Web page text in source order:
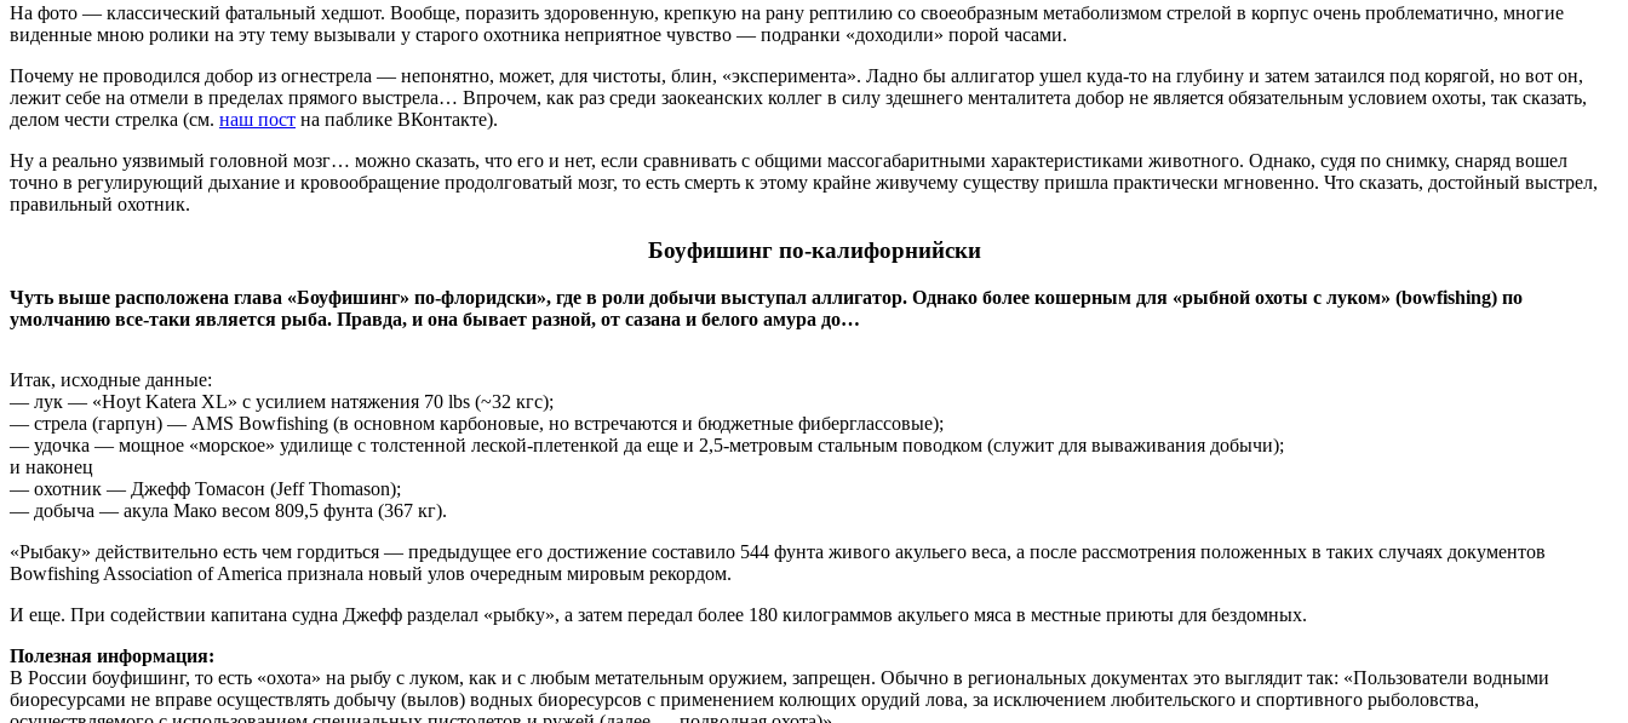
На фото — классический фатальный хедшот. Вообще, поразить здоровенную, крепкую на рану рептилию со своеобразным метаболизмом стрелой в корпус очень проблематично, многие
виденные мною ролики на эту тему вызывали у старого охотника неприятное чувство — подранки «доходили» порой часами.
Почему не проводился добор из огнестрела — непонятно, может, для чистоты, блин, «эксперимента». Ладно бы аллигатор ушел куда-то на глубину и затем затаился под корягой, но вот он,
лежит себе на отмели в пределах прямого выстрела… Впрочем, как раз среди заокеанских коллег в силу здешнего менталитета добор не является обязательным условием охоты, так сказать,
делом чести стрелка (см. наш пост на паблике ВКонтакте).
Ну а реально уязвимый головной мозг… можно сказать, что его и нет, если сравнивать с общими массогабаритными характеристиками животного. Однако, судя по снимку, снаряд вошел
точно в регулирующий дыхание и кровообращение продолговатый мозг, то есть смерть к этому крайне живучему существу пришла практически мгновенно. Что сказать, достойный выстрел,
правильный охотник.
Боуфишинг по-калифорнийски
Чуть выше расположена глава «Боуфишинг» по-флоридски», где в роли добычи выступал аллигатор. Однако более кошерным для «рыбной охоты с луком» (bowfishing) по
умолчанию все-таки является рыба. Правда, и она бывает разной, от сазана и белого амура до…
Итак, исходные данные:
— лук — «Hoyt Katera XL» с усилием натяжения 70 lbs (~32 кгс);
— стрела (гарпун) — AMS Bowfishing (в основном карбоновые, но встречаются и бюджетные фиберглассовые);
— удочка — мощное «морское» удилище с толстенной леской-плетенкой да еще и 2,5-метровым стальным поводком (служит для вываживания добычи);
и наконец
— охотник — Джефф Томасон (Jeff Thomason);
— добыча — акула Мако весом 809,5 фунта (367 кг).
«Рыбаку» действительно есть чем гордиться — предыдущее его достижение составило 544 фунта живого акульего веса, а после рассмотрения положенных в таких случаях документов
Bowfishing Association of America признала новый улов очередным мировым рекордом.
И еще. При содействии капитана судна Джефф разделал «рыбку», а затем передал более 180 килограммов акульего мяса в местные приюты для бездомных.
Полезная информация:
В России боуфишинг, то есть «охота» на рыбу с луком, как и с любым метательным оружием, запрещен. Обычно в региональных документах это выглядит так: «Пользователи водными
биоресурсами не вправе осуществлять добычу (вылов) водных биоресурсов с применением колющих орудий лова, за исключением любительского и спортивного рыболовства,